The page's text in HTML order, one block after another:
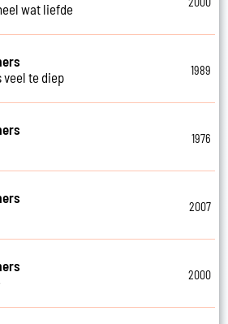
wat liefde
veel te diep
1989
1976
2007
2000